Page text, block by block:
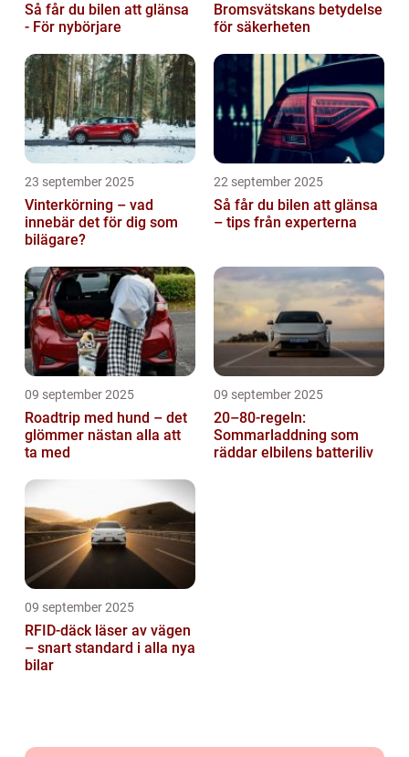
Så får du bilen att glänsa
- För nybörjare
Bromsvätskans betydelse
för säkerheten
23 september 2025
Vinterkörning – vad
innebär det för dig som
bilägare?
22 september 2025
Så får du bilen att glänsa
– tips från experterna
09 september 2025
Roadtrip med hund – det
glömmer nästan alla att
ta med
09 september 2025
20–80-regeln:
Sommarladdning som
räddar elbilens batteriliv
09 september 2025
RFID-däck läser av vägen
– snart standard i alla nya
bilar